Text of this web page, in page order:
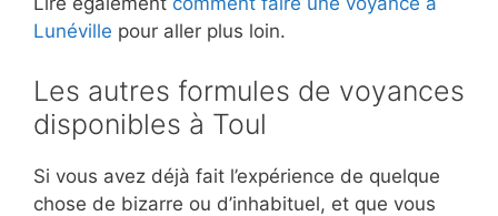
Lunéville pour aller plus loin.
Les autres formules de voyances
disponibles à Toul
Si vous avez déjà fait l’expérience de quelque
chose de bizarre ou d’inhabituel, et que vous